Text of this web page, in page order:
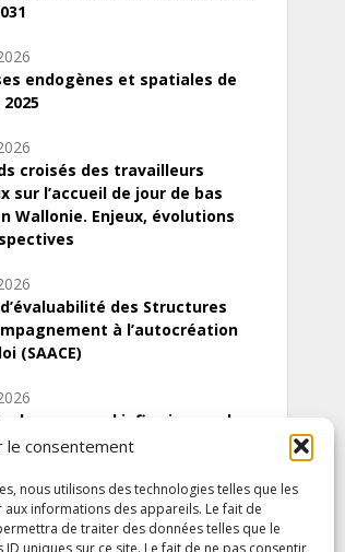
le consentement
nous utilisons des technologies telles que les
informations des appareils. Le fait de
de traiter des données telles que le
uniques sur ce site. Le fait de ne pas consentir
endogènes et spatiales de
2025
croisés des travailleurs
sur l’accueil de jour de bas
Wallonie. Enjeux, évolutions
des Structures
à l’autocréation
(SAACE)
du personnel infirmier :quels
d’offre de soins pour